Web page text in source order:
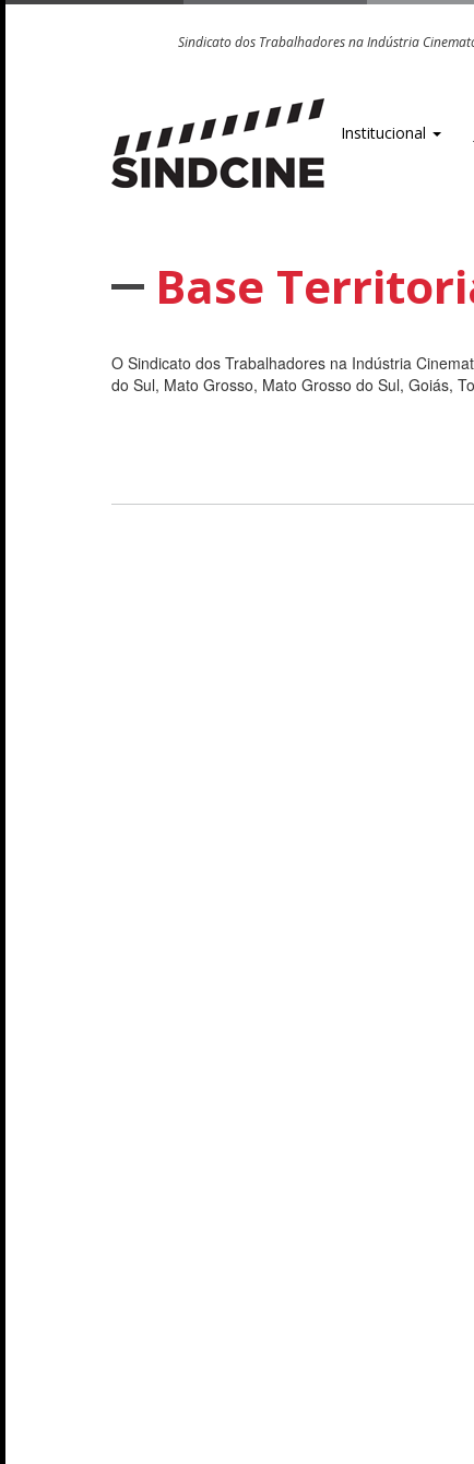
Sindicato dos Trabalhadores na Indústria
Institucional
Base
O Sindicato dos Trabalhadores na Indústria
do Sul, Mato Grosso, Mato Grosso do Sul, Goiás,